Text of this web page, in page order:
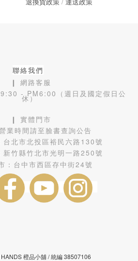
聯絡我們
❙ 網路客服
- PM6:00（週日及國定假日公
休）
❙ 實體門市
業時間請至臉書查詢公告
台北市北投區裕民六路130號
新竹縣竹北市光明一路250號
： 台中市西區存中街24號
橙品小舖 /統編38507106